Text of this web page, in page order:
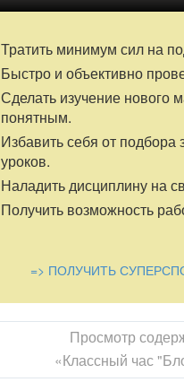
Тратить минимум сил на
Быстро и объективно
Сделать изучение нового
понятным.
Избавить себя от подбора
уроков.
Наладить дисциплину на
Получить возможность
=> ПОЛУЧИТЬ
Просмотр
«Классный час